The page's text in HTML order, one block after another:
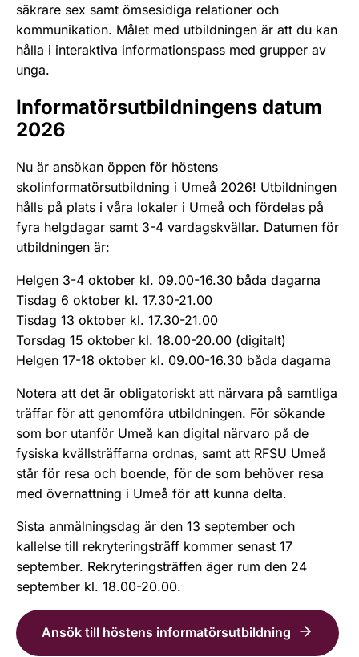
säkrare sex samt ömsesidiga relationer och
kommunikation. Målet med utbildningen är att du kan
hålla i interaktiva informationspass med grupper av
unga.
Informatörsutbildningens datum
2026
Nu är ansökan öppen för höstens
skolinformatörsutbildning i Umeå 2026! Utbildningen
hålls på plats i våra lokaler i Umeå och fördelas på
fyra helgdagar samt 3-4 vardagskvällar. Datumen för
utbildningen är:
Helgen 3-4 oktober kl. 09.00-16.30 båda dagarna
Tisdag 6 oktober kl. 17.30-21.00
Tisdag 13 oktober kl. 17.30-21.00
Torsdag 15 oktober kl. 18.00-20.00 (digitalt)
Helgen 17-18 oktober kl. 09.00-16.30 båda dagarna
Notera att det är obligatoriskt att närvara på samtliga
träffar för att genomföra utbildningen. För sökande
som bor utanför Umeå kan digital närvaro på de
fysiska kvällsträffarna ordnas, samt att RFSU Umeå
står för resa och boende, för de som behöver resa
med övernattning i Umeå för att kunna delta.
Sista anmälningsdag är den 13 september och
kallelse till rekryteringsträff kommer senast 17
september. Rekryteringsträffen äger rum den 24
september kl. 18.00-20.00.
Ansök till höstens informatörsutbildning